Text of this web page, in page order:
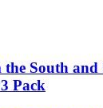
South and
Pack